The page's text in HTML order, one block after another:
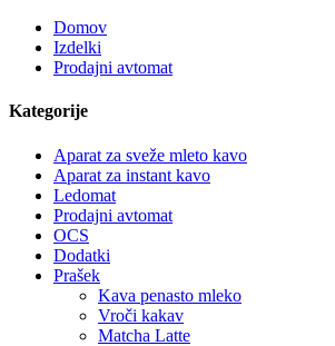
Domov
Izdelki
Prodajni avtomat
Kategorije
Aparat za sveže mleto kavo
Aparat za instant kavo
Ledomat
Prodajni avtomat
OCS
Dodatki
Prašek
Kava penasto mleko
Vroči kakav
Matcha Latte